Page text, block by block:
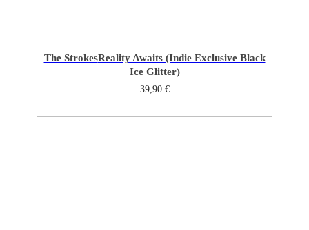
The StrokesReality Awaits (Indie Exclusive Black
Ice Glitter)
39,90 €